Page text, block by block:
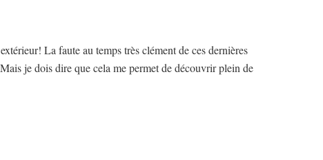
La faute au temps très clément de ces dernières
je dois dire que cela me permet de découvrir plein de